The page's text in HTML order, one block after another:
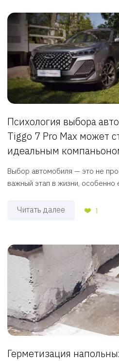
Психология выбора
Tiggo 7 Pro Max может
идеальным
Выбор автомобиля — это не
важный этап в жизни, особенно
Читать далее 1
Герметизация